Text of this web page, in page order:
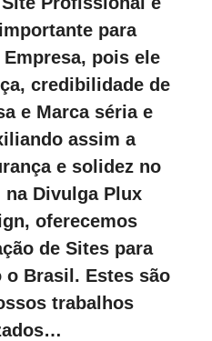
para
pois ele
credibilidade de
e Marca séria e
assim a
e solidez no
na Divulga Plux
oferecemos
de Sites para
o Brasil. Estes são
trabalhos